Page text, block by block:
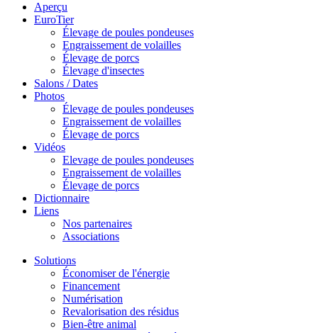
Aperçu
EuroTier
Élevage de poules pondeuses
Engraissement de volailles
Élevage de porcs
Élevage d'insectes
Salons / Dates
Photos
Élevage de poules pondeuses
Engraissement de volailles
Élevage de porcs
Vidéos
Elevage de poules pondeuses
Engraissement de volailles
Élevage de porcs
Dictionnaire
Liens
Nos partenaires
Associations
Solutions
Économiser de l'énergie
Financement
Numérisation
Revalorisation des résidus
Bien-être animal